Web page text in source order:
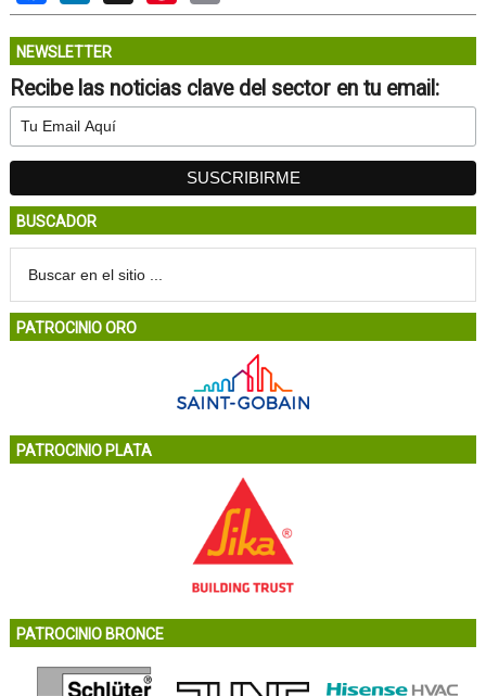
NEWSLETTER
Recibe las noticias clave del sector en tu email:
BUSCADOR
PATROCINIO ORO
PATROCINIO PLATA
PATROCINIO BRONCE